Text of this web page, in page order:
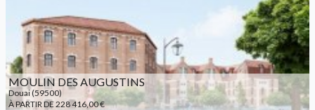
MOULIN DES AUGUSTINS
Douai (59500)
À PARTIR DE 228 416,00 €